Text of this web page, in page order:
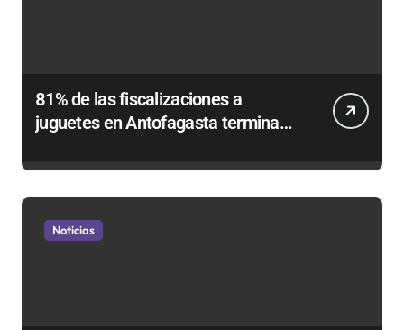
81% de las fiscalizaciones a
juguetes en Antofagasta termina
Noticias